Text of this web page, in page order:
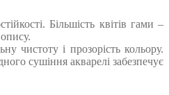
Більшість квітів гами –
чистоту і прозорість кольору.
сушіння акварелі забезпечує